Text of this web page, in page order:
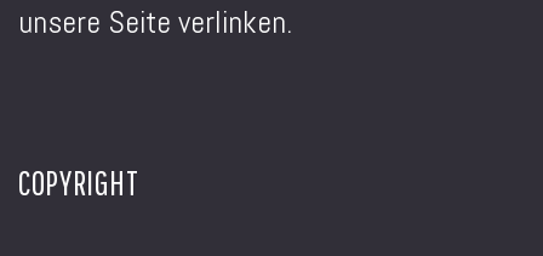
unsere Seite verlinken.
COPYRIGHT